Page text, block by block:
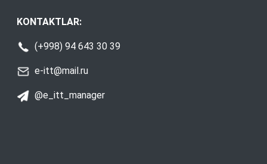
KONTAKTLAR:
(+998) 94 643 30 39
e-itt@mail.ru
@e_itt_manager